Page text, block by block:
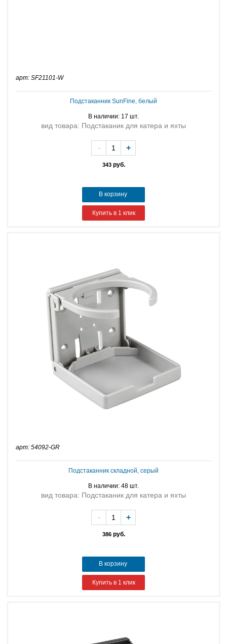
арт: SF21101-W
Подстаканник SunFine, белый
В наличии: 17 шт.
вид товара: Подстаканик для катера и яхты
343руб.
- +
В корзину
Купить в 1 клик
арт: 54092-GR
Подстаканник складной, серый
В наличии: 48 шт.
вид товара: Подстаканик для катера и яхты
386руб.
- +
В корзину
Купить в 1 клик